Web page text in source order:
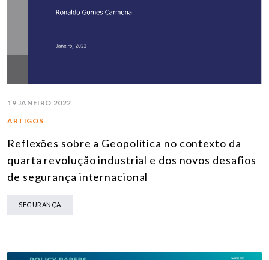
19 JANEIRO 2022
ARTIGOS
Reflexões sobre a Geopolítica no contexto da
quarta revolução industrial e dos novos desafios
de segurança internacional
SEGURANÇA